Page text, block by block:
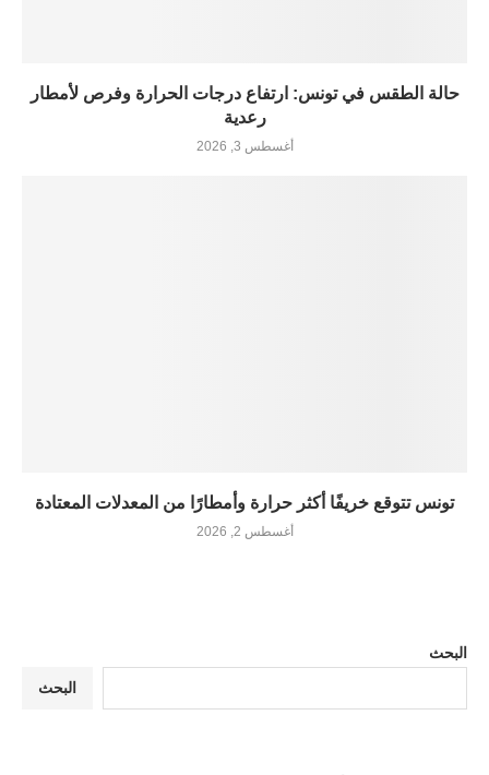
حالة الطقس في تونس: ارتفاع درجات الحرارة وفرص لأمطار
رعدية
أغسطس 3, 2026
تونس تتوقع خريفًا أكثر حرارة وأمطارًا من المعدلات المعتادة
أغسطس 2, 2026
البحث
البحث